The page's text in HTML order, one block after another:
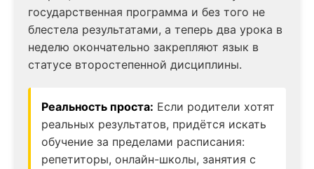
государственная программа и без того не
блестела результатами, а теперь два урока в
неделю окончательно закрепляют язык в
статусе второстепенной дисциплины.
Реальность проста: Если родители хотят
реальных результатов, придётся искать
обучение за пределами расписания:
репетиторы, онлайн-школы, занятия с